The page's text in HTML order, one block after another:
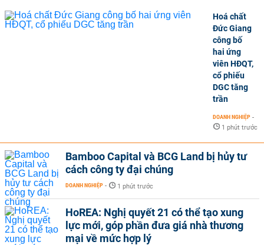
Hoá chất
Đức Giang
công bố
hai ứng
viên HĐQT,
cổ phiếu
DGC tăng
trần
DOANH NGHIỆP -
1 phút trước
Bamboo Capital và BCG Land bị hủy tư
cách công ty đại chúng
DOANH NGHIỆP - 1 phút trước
HoREA: Nghị quyết 21 có thể tạo xung
lực mới, góp phần đưa giá nhà thương
mại về mức hợp lý